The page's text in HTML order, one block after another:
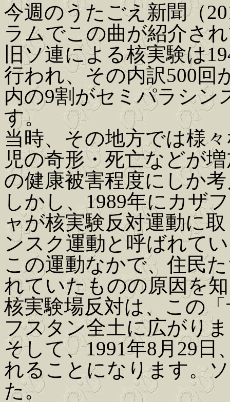
今週のうたごえ新聞（
ラムでこの曲が紹介さ
旧ソ連による核実験は
行われ、その内訳500回
内の9割がセミパラシン
す。
当時、その地方では様
児の奇形・死亡などが
の健康被害程度にしか
しかし、1989年にカザ
ャが核実験反対運動に
ンスク運動と呼ばれて
この運動なかで、住民
れていたものの原因を
核実験場反対は、この
フスタン全土に広がり
そして、1991年8月29
れることになります。
た。